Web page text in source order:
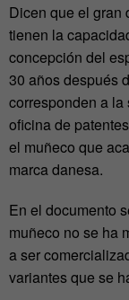
Dicen que el gran
tienen la
concepción del
30 años después
corresponden a
oficina de
el muñeco que
marca danesa.
En el documento
muñeco no se ha
a ser
variantes que se